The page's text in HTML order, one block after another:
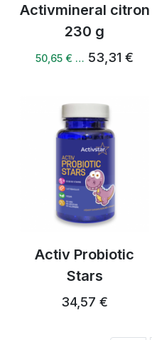
Activmineral citron
230 g
50,65 € … 53,31 €
Activ Probiotic
Stars
34,57 €